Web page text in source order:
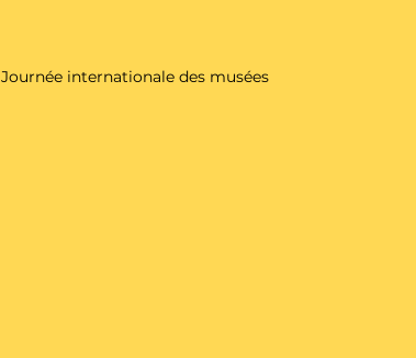
Journée internationale des musées